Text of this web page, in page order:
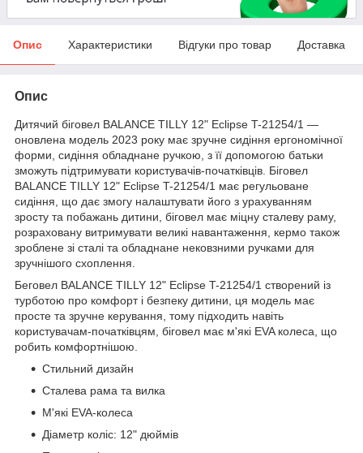
Опис Характеристики Відгуки про товар Доставка
Опис
Дитячий біговел BALANCE TILLY 12" Eclipse T-21254/1 —
оновлена модель 2023 року має зручне сидіння ергономічної
форми, сидіння обладнане ручкою, з її допомогою батьки
зможуть підтримувати користувачів-початківців. Біговел
BALANCE TILLY 12" Eclipse T-21254/1 має регульоване
сидіння, що дає змогу налаштувати його з урахуванням
зросту та побажань дитини, біговел має міцну сталеву раму,
розраховану витримувати великі навантаження, кермо також
зроблене зі сталі та обладнане нековзними ручками для
зручнішого схоплення.
Беговел BALANCE TILLY 12" Eclipse T-21254/1 створений із
турботою про комфорт і безпеку дитини, ця модель має
просте та зручне керування, тому підходить навіть
користувачам-початківцям, біговел має м'які EVA колеса, що
робить комфортнішою.
Стильний дизайн
Сталева рама та вилка
М'які EVA-колеса
Діаметр коліс: 12" дюймів